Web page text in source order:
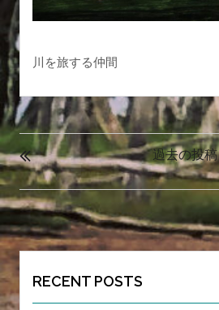
川を旅する仲間
投
稿
ナ
ビ
ゲ
ー
シ
ョ
ン
過去の投稿
RECENT POSTS